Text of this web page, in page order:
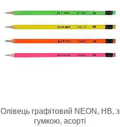
Олівець графітовий NEON, НВ, з
гумкою, асорті